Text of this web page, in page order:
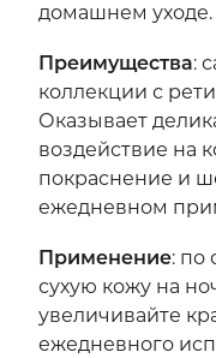
домашнем уходе.
Преимущества:
коллекции с
Оказывает
воздействие на
покраснение и
ежедневном
Применение:по
сухую кожу на
увеличивайте
ежедневного